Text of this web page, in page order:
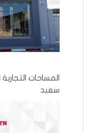
المساحات
سعيد